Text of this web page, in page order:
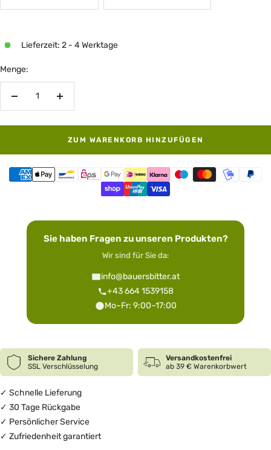
Lieferzeit: 2 - 4 Werktage
Menge:
Menge
ZUM WARENKORB HINZUFÜGEN
Sie haben Fragen zu unseren Produkten?
Wir sind für Sie da:
info@bauersbitter.at
+43 664 1539158
Mo–Fr: 9:00–17:00
Sichere Zahlung
SSL Verschlüsselung
Versandkostenfrei
ab 39 € Warenkorbwert
✓ Schnelle Lieferung
✓ 30 Tage Rückgabe
✓ Persönlicher Service
✓ Zufriedenheit garantiert